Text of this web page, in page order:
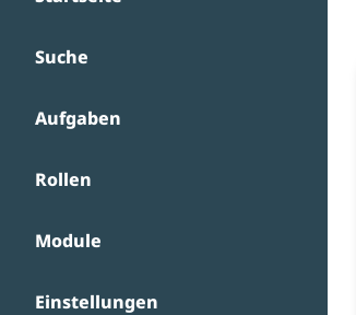
Suche
Aufgaben
Rollen
Module
Einstellungen